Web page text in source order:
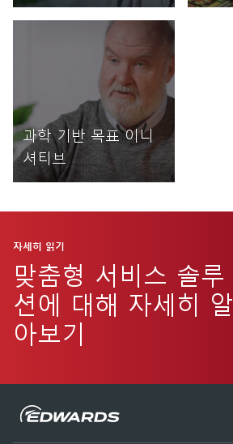
과학 기반 목표 이니
셔티브
자세히 읽기
맞춤형 서비스 솔루
션에 대해 자세히 알
아보기